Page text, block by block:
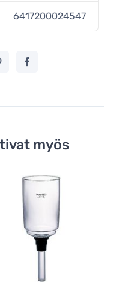
6417200024547
myös